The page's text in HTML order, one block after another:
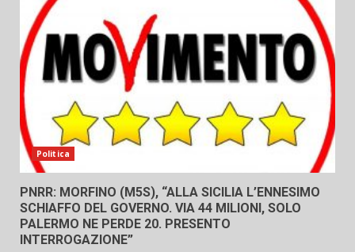
Politica
PNRR: MORFINO (M5S), “ALLA SICILIA L’ENNESIMO
SCHIAFFO DEL GOVERNO. VIA 44 MILIONI, SOLO
PALERMO NE PERDE 20. PRESENTO
INTERROGAZIONE”